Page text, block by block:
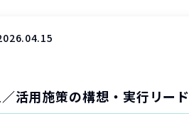
活用施策の構想・実行リード